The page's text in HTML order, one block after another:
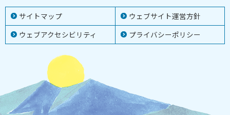
サイトマップ
ウェブサイト運営方針
ウェブアクセシビリティ
プライバシーポリシー